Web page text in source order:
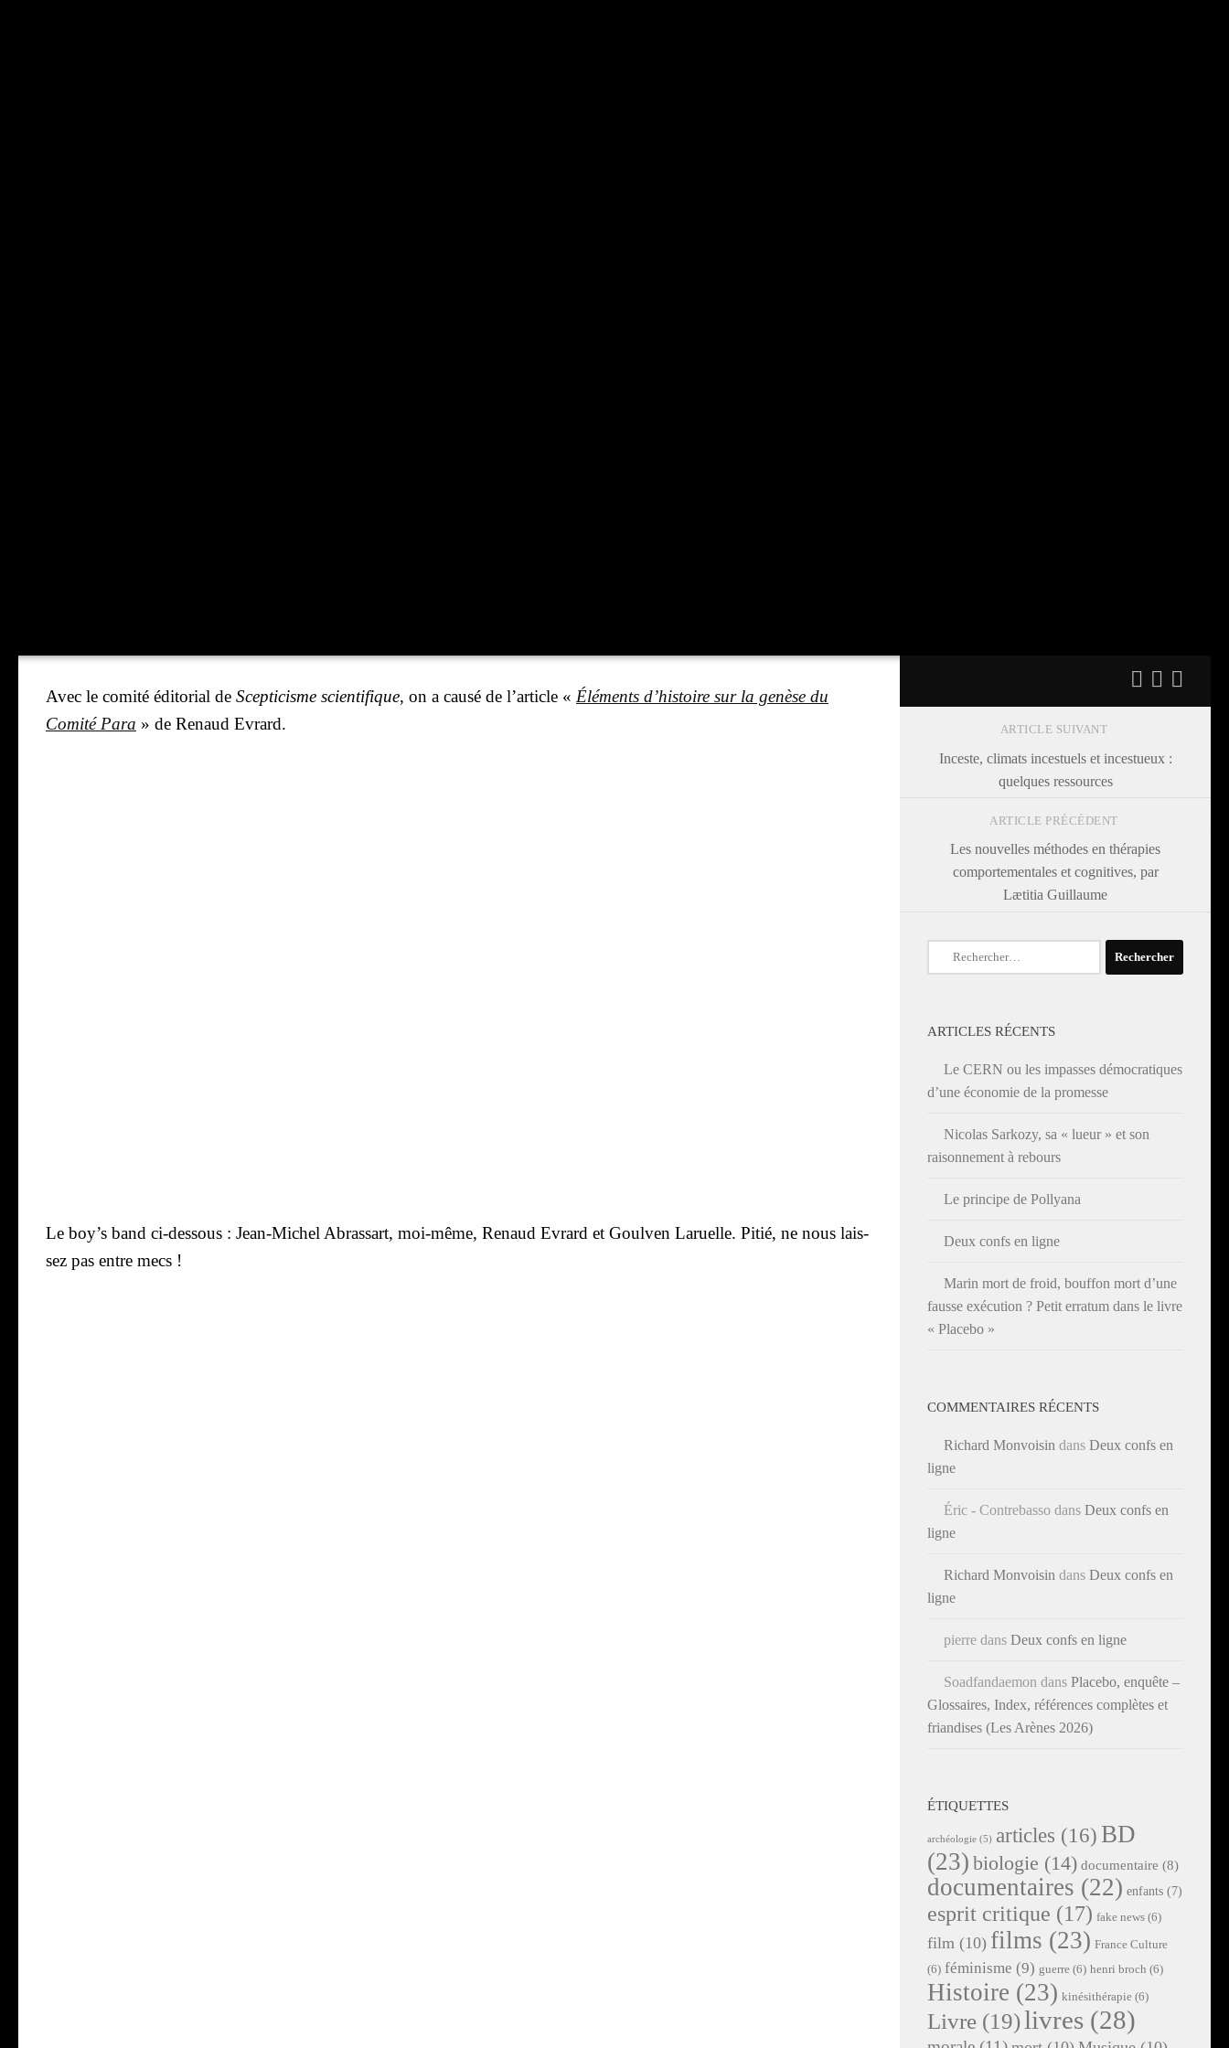
Avec le comi­té édi­to­rial de Scep­ti­cisme scien­ti­fique, on a cau­sé de l’ar­ticle « Élé­ments d’histoire sur la genèse du
Comi­té Para » de Renaud Evrard.
Le boy’s band ci-des­sous : Jean-Michel Abras­sart, moi-même, Renaud Evrard et Goul­ven Laruelle. Pitié, ne nous lais­
sez pas entre mecs !
ARTICLE SUIVANT
Inceste, climats incestuels et incestueux :
quelques ressources
ARTICLE PRÉCÉDENT
Les nouvelles méthodes en thérapies
comportementales et cognitives, par
Lætitia Guillaume
Rechercher :
ARTICLES RÉCENTS
Le CERN ou les impasses démocratiques
d’une économie de la promesse
Nicolas Sarkozy, sa « lueur » et son
raisonnement à rebours
Le principe de Pollyana
Deux confs en ligne
Marin mort de froid, bouffon mort d’une
fausse exécution ? Petit erratum dans le livre
« Placebo »
COMMENTAIRES RÉCENTS
Richard Monvoisin dans Deux confs en
ligne
Éric - Contrebasso dans Deux confs en
ligne
Richard Monvoisin dans Deux confs en
ligne
pierre dans Deux confs en ligne
Soadfandaemon dans Placebo, enquête –
Glossaires, Index, références complètes et
friandises (Les Arènes 2026)
ÉTIQUETTES
archéologie (5) articles (16) BD
(23) biologie (14) documentaire (8)
documentaires (22) enfants (7)
esprit critique (17) fake news (6)
film (10) films (23) France Culture
(6) féminisme (9) guerre (6) henri broch (6)
Histoire (23) kinésithérapie (6)
Livre (19)livres (28)